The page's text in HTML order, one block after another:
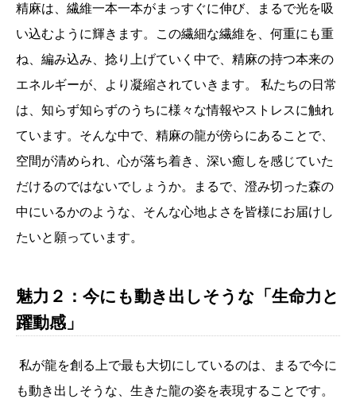
精麻は、繊維一本一本がまっすぐに伸び、まるで光を吸
い込むように輝きます。この繊細な繊維を、何重にも重
ね、編み込み、捻り上げていく中で、精麻の持つ本来の
エネルギーが、より凝縮されていきます。 私たちの日常
は、知らず知らずのうちに様々な情報やストレスに触れ
ています。そんな中で、精麻の龍が傍らにあることで、
空間が清められ、心が落ち着き、深い癒しを感じていた
だけるのではないでしょうか。まるで、澄み切った森の
中にいるかのような、そんな心地よさを皆様にお届けし
たいと願っています。
魅力２：今にも動き出しそうな「生命力と
躍動感」
私が龍を創る上で最も大切にしているのは、まるで今に
も動き出しそうな、生きた龍の姿を表現することです。